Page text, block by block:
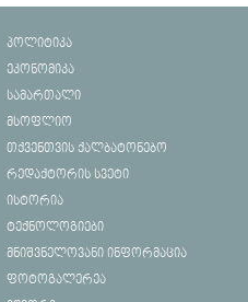
პოლიტიკა
ეკონომიკა
სამართალი
მსოფლიო
თქვენთვის ქალბატონებო
რედაქტორის სვეტი
ისტორია
ტექნოლოგიები
მნიშვნელოვანი ინფორმაცია
ფოტოგალერეა